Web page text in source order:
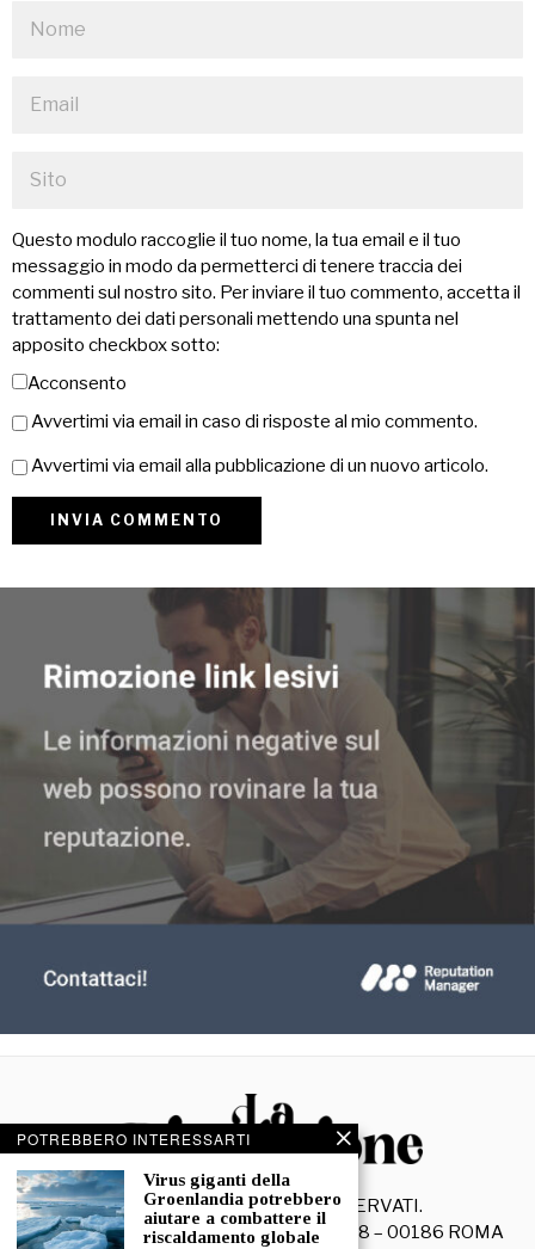
Questo modulo raccoglie il tuo nome, la tua email e il tuo
messaggio in modo da permetterci di tenere traccia dei
commenti sul nostro sito. Per inviare il tuo commento, accetta il
trattamento dei dati personali mettendo una spunta nel
apposito checkbox sotto:
Acconsento
Avvertimi via email in caso di risposte al mio commento.
Avvertimi via email alla pubblicazione di un nuovo articolo.
© 2026- TUTTI I DIRITTI RISERVATI.
La Discussione S.r.l. – Piazza Capranica, 78 – 00186 ROMA
POTREBBERO INTERESSARTI
Virus giganti della
Groenlandia potrebbero
aiutare a combattere il
riscaldamento globale